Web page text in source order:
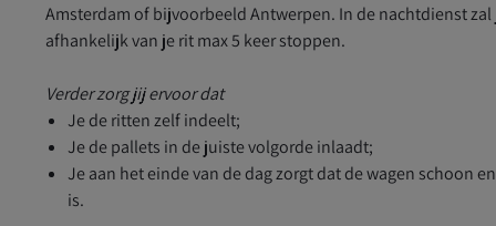
Amsterdam of bijvoorbeeld Antwerpen. In de nachtdienst zal
afhankelijk van je rit max 5 keer stoppen.
Verder zorg jij ervoor dat
Je de ritten zelf indeelt;
Je de pallets in de juiste volgorde inlaadt;
Je aan het einde van de dag zorgt dat de wagen schoon
is.